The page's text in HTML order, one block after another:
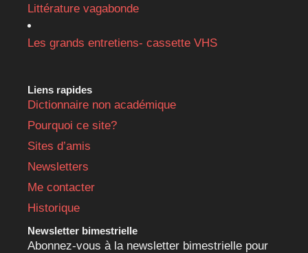
Littérature vagabonde
Les grands entretiens- cassette VHS
Liens rapides
Dictionnaire non académique
Pourquoi ce site?
Sites d’amis
Newsletters
Me contacter
Historique
Newsletter bimestrielle
Abonnez-vous à la newsletter bimestrielle pour